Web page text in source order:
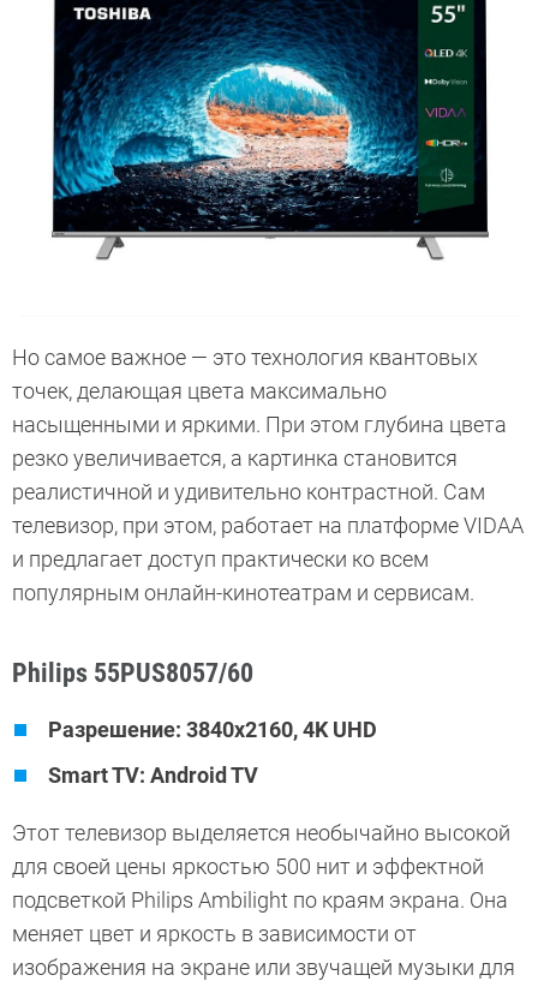
Но самое важное — это технология квантовых
точек, делающая цвета максимально
насыщенными и яркими. При этом глубина цвета
резко увеличивается, а картинка становится
реалистичной и удивительно контрастной. Сам
телевизор, при этом, работает на платформе VIDAA
и предлагает доступ практически ко всем
популярным онлайн-кинотеатрам и сервисам.
Philips 55PUS8057/60
Разрешение: 3840x2160, 4K UHD
Smart TV: Android TV
Этот телевизор выделяется необычайно высокой
для своей цены яркостью 500 нит и эффектной
подсветкой Philips Ambilight по краям экрана. Она
меняет цвет и яркость в зависимости от
изображения на экране или звучащей музыки для